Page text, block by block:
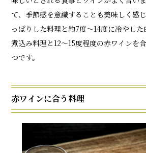
て、季節感を意識することも美味しく感
っぱりした料理と約7度～14度に冷やし
煮込み料理と12〜15度程度の赤ワインを
つです。
赤ワインに合う料理